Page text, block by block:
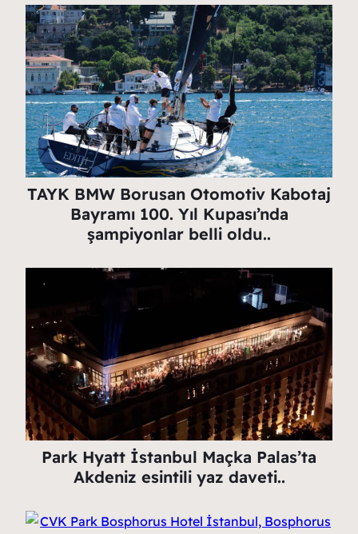
TAYK BMW Borusan Otomotiv Kabotaj
Bayramı 100. Yıl Kupası’nda
şampiyonlar belli oldu..
Park Hyatt İstanbul Maçka Palas’ta
Akdeniz esintili yaz daveti..